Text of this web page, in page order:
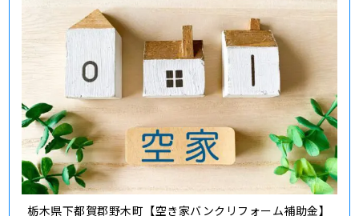
栃木県下都賀郡野木町【空き家バンクリフォーム補助金】